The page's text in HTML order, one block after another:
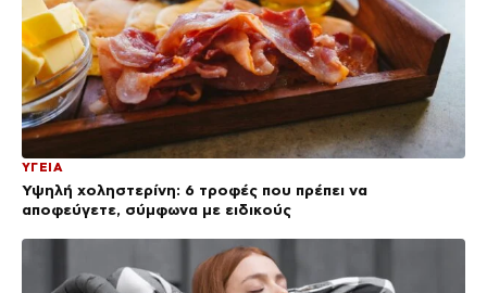
ΥΓΕΙΑ
Υψηλή χοληστερίνη: 6 τροφές που πρέπει να
αποφεύγετε, σύμφωνα με ειδικούς